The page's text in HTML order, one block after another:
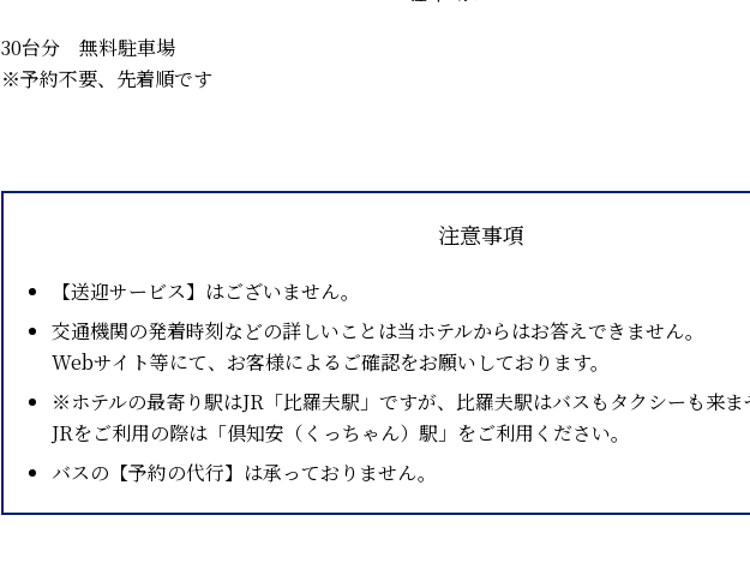
30台分 無料駐車場
※予約不要、先着順です
注意事項
【送迎サービス】はございません。
交通機関の発着時刻などの詳しいことは当ホテルからはお答えできません。
Webサイト等にて、お客様によるご確認をお願いしております。
※ホテルの最寄り駅はJR「比羅夫駅」ですが、比羅夫駅はバスもタクシーも来
JRをご利用の際は「倶知安（くっちゃん）駅」をご利用ください。
バスの【予約の代行】は承っておりません。